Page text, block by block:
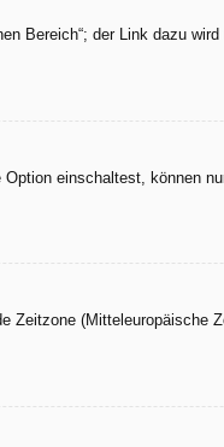
Bereich“; der Link dazu
einschaltest, können
Zeitzone (Mitteleuropäische